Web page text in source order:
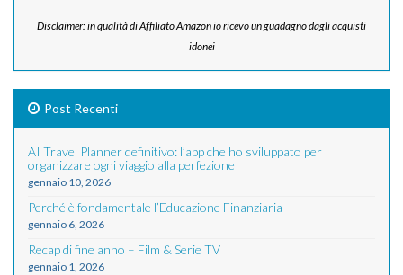
Disclaimer: in qualità di Affiliato Amazon io ricevo un guadagno dagli acquisti
idonei
Post Recenti
AI Travel Planner definitivo: l’app che ho sviluppato per
organizzare ogni viaggio alla perfezione
gennaio 10, 2026
Perché è fondamentale l’Educazione Finanziaria
gennaio 6, 2026
Recap di fine anno – Film & Serie TV
gennaio 1, 2026